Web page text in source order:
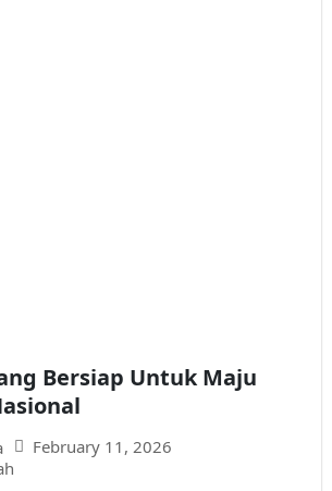
Bersiap Untuk Maju
February 11, 2026